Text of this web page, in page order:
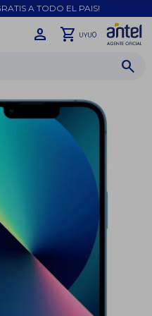
A TODO EL PAIS!
UYU0